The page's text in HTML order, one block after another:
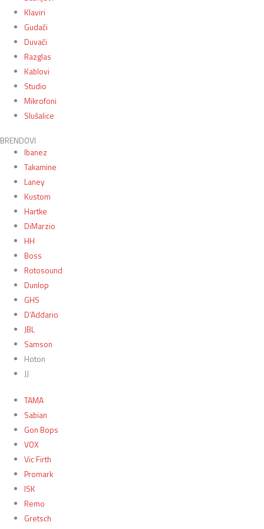
Klaviri
Gudači
Duvači
Razglas
Kablovi
Studio
Mikrofoni
Slušalice
BRENDOVI
Ibanez
Takamine
Laney
Kustom
Hartke
DiMarzio
HH
Boss
Rotosound
Dunlop
GHS
D’Addario
JBL
Samson
Hoton
JJ
TAMA
Sabian
Gon Bops
VOX
Vic Firth
Promark
ISK
Remo
Gretsch